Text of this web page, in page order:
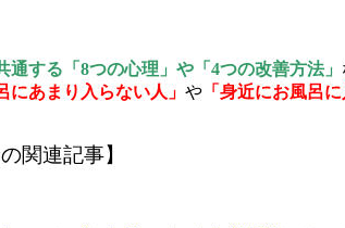
通する「8つの心理」や「4つの改善方法」
にあまり入らない人」 や 「身近にお風呂
関連記事】